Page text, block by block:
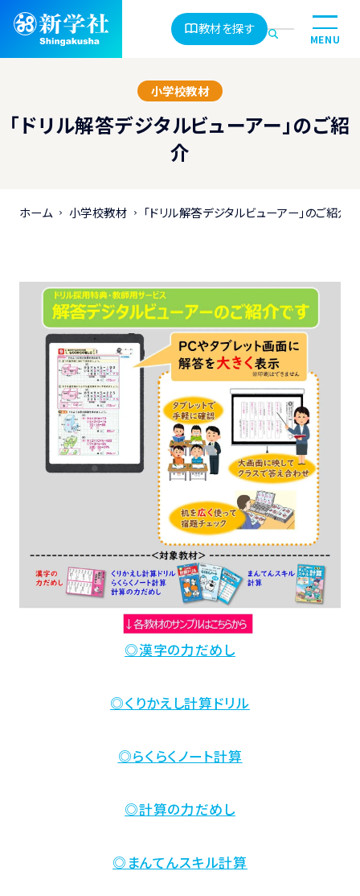
教材を探す
MENU
小学校教材
「ドリル解答デジタルビューアー」のご紹
介
ホーム 小学校教材 「ドリル解答デジタルビューアー」のご紹介
◎漢字の力だめし
◎くりかえし計算ドリル
◎らくらくノート計算
◎計算の力だめし
◎まんてんスキル計算